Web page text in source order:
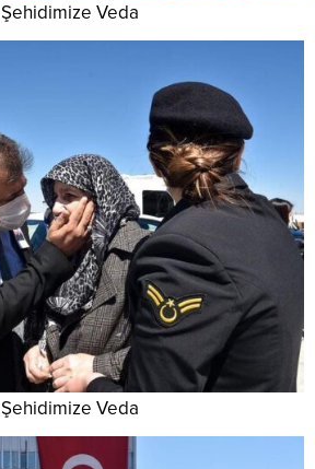
Şehidimize Veda
Şehidimize Veda